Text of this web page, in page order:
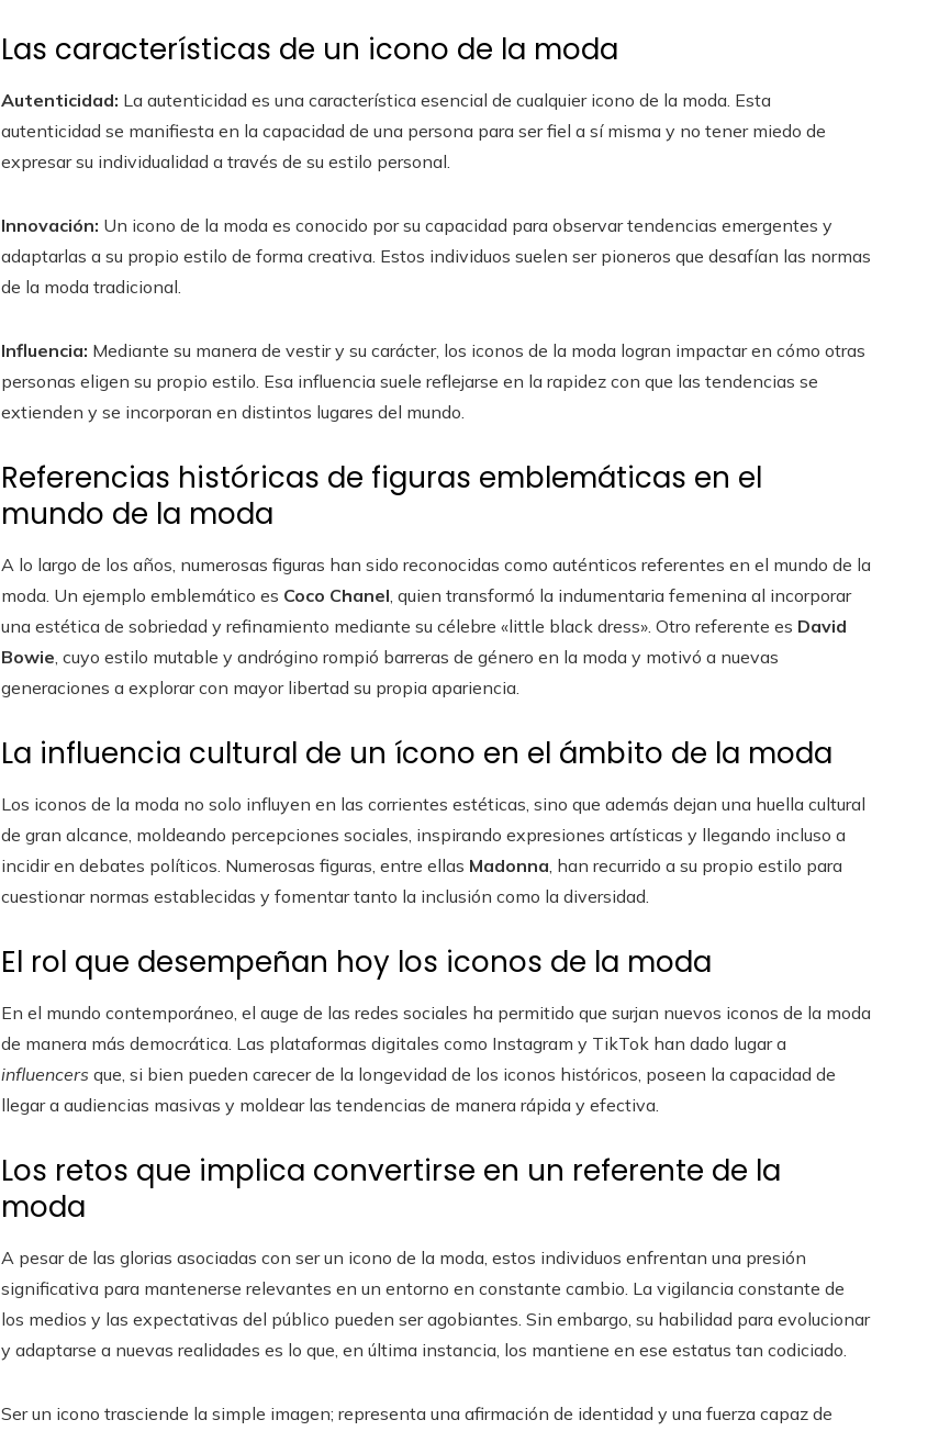
Las características de un icono de la moda
Autenticidad: La autenticidad es una característica esencial de cualquier icono de la moda. Esta
autenticidad se manifiesta en la capacidad de una persona para ser fiel a sí misma y no tener miedo de
expresar su individualidad a través de su estilo personal.
Innovación: Un icono de la moda es conocido por su capacidad para observar tendencias emergentes y
adaptarlas a su propio estilo de forma creativa. Estos individuos suelen ser pioneros que desafían las normas
de la moda tradicional.
Influencia: Mediante su manera de vestir y su carácter, los iconos de la moda logran impactar en cómo otras
personas eligen su propio estilo. Esa influencia suele reflejarse en la rapidez con que las tendencias se
extienden y se incorporan en distintos lugares del mundo.
Referencias históricas de figuras emblemáticas en el
mundo de la moda
A lo largo de los años, numerosas figuras han sido reconocidas como auténticos referentes en el mundo de la
moda. Un ejemplo emblemático es Coco Chanel , quien transformó la indumentaria femenina al incorporar
una estética de sobriedad y refinamiento mediante su célebre «little black dress». Otro referente es David
Bowie , cuyo estilo mutable y andrógino rompió barreras de género en la moda y motivó a nuevas
generaciones a explorar con mayor libertad su propia apariencia.
La influencia cultural de un ícono en el ámbito de la moda
Los iconos de la moda no solo influyen en las corrientes estéticas, sino que además dejan una huella cultural
de gran alcance, moldeando percepciones sociales, inspirando expresiones artísticas y llegando incluso a
incidir en debates políticos. Numerosas figuras, entre ellas Madonna , han recurrido a su propio estilo para
cuestionar normas establecidas y fomentar tanto la inclusión como la diversidad.
El rol que desempeñan hoy los iconos de la moda
En el mundo contemporáneo, el auge de las redes sociales ha permitido que surjan nuevos iconos de la moda
de manera más democrática. Las plataformas digitales como Instagram y TikTok han dado lugar a
influencers que, si bien pueden carecer de la longevidad de los iconos históricos, poseen la capacidad de
llegar a audiencias masivas y moldear las tendencias de manera rápida y efectiva.
Los retos que implica convertirse en un referente de la
moda
A pesar de las glorias asociadas con ser un icono de la moda, estos individuos enfrentan una presión
significativa para mantenerse relevantes en un entorno en constante cambio. La vigilancia constante de
los medios y las expectativas del público pueden ser agobiantes. Sin embargo, su habilidad para evolucionar
y adaptarse a nuevas realidades es lo que, en última instancia, los mantiene en ese estatus tan codiciado.
Ser un icono trasciende la simple imagen; representa una afirmación de identidad y una fuerza capaz de